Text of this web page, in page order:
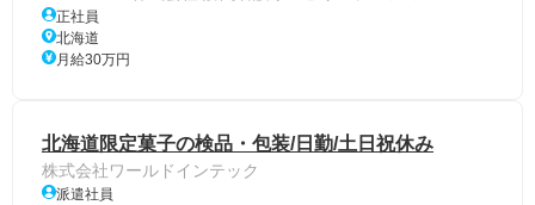
正社員
北海道
月給30万円
北海道限定菓子の検品・包装/日勤/土日祝休み
株式会社ワールドインテック
派遣社員